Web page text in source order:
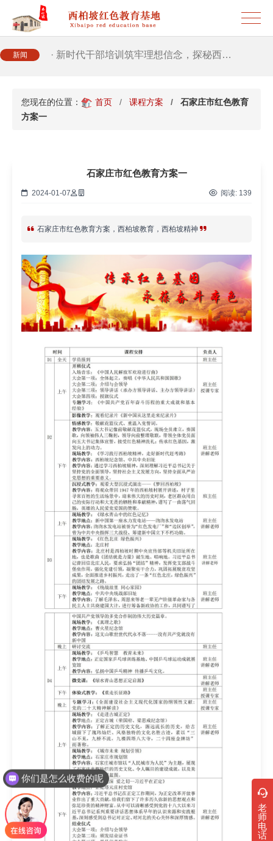
新闻
· 筑牢新时代干部信仰根基 西柏坡3招给…
· 新时代干部培训筑牢理想信念，探秘西…
您现在的位置： 首页 课程方案
石家庄市红色教育
方案一
石家庄市红色教育方案一
2024-01-07 阅读: 139
石家庄市红色教育方案，西柏坡教育，西柏坡精神
老
师
电
话
你们是怎么收费的呢